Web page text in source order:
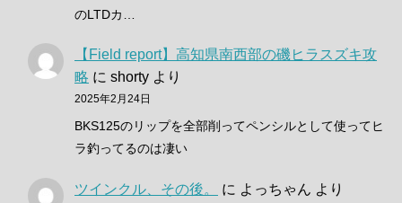
のLTDカ…
【Field report】高知県南西部の磯ヒラスズキ攻
略 に shorty より
2025年2月24日
BKS125のリップを全部削ってペンシルとして使ってヒ
ラ釣ってるのは凄い
ツインクル、その後。 に よっちゃん より